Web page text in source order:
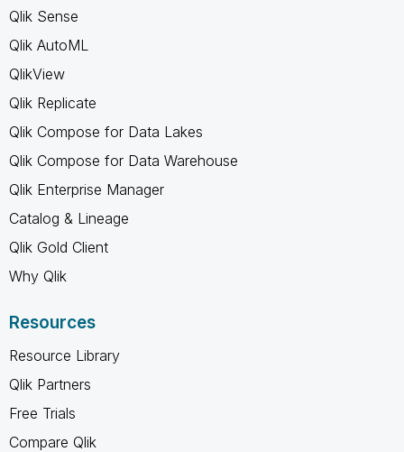
Qlik Sense
Qlik AutoML
QlikView
Qlik Replicate
Qlik Compose for Data Lakes
Qlik Compose for Data Warehouse
Qlik Enterprise Manager
Catalog & Lineage
Qlik Gold Client
Why Qlik
Resources
Resource Library
Qlik Partners
Free Trials
Compare Qlik